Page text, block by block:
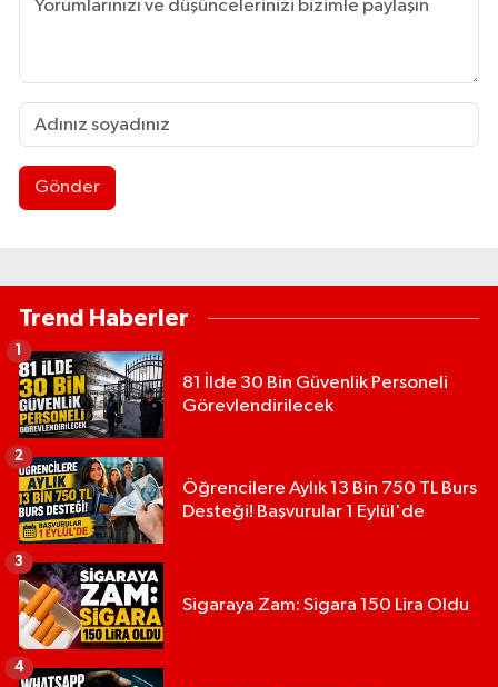
Gönder
Trend Haberler
81 İlde 30 Bin Güvenlik Personeli
Görevlendirilecek
1
Öğrencilere Aylık 13 Bin 750 TL Burs
Desteği! Başvurular 1 Eylül'de
2
Sigaraya Zam: Sigara 150 Lira Oldu
3
4